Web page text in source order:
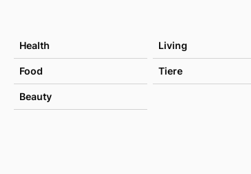
Health Living
Food Tiere
Beauty